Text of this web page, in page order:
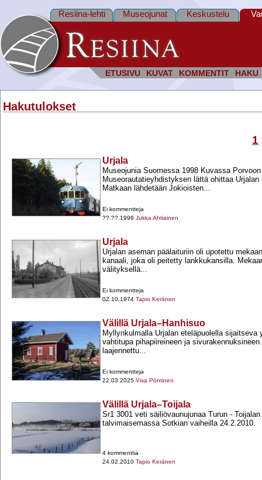
ETUSIVU KUVAT KOMMENTIT HAKU
Resiina-lehti Museojunat Keskustelu
Hakutulokset
1
Urjala
Museojunia Suomessa 1998 Kuvassa Porvoon
Museorautatieyhdistyksen lättä ohittaa
Matkaan lähdetään Jokioisten...
Ei kommentteja
??.??.1998 Jukka Ahtiainen
Urjala
Urjalan aseman päälaituriin oli upotettu
kanaali, joka oli peitetty lankkukansilla.
välityksellä...
Ei kommentteja
02.10.1974 Tapio Keränen
Välillä Urjala–Hanhisuo
Myllynkulmalla Urjalan eteläpuolella sijaitseva
vahtitupa pihapiireineen ja
laajennettu...
Ei kommentteja
22.03.2025 Visa Pöntinen
Välillä Urjala–Toijala
Sr1 3001 veti säiliövaunujunaa Turun -​ Toijalan
talvimaisemassa Sotkian vaiheilla 24.2.2010.
4 kommenttia
24.02.2010 Tapio Keränen